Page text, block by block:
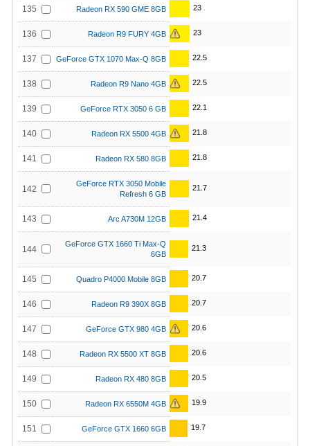
135 Radeon RX 590 GME 8GB 23
136 Radeon R9 FURY 4GB 23
137 GeForce GTX 1070 Max-Q 8GB 22.5
138 Radeon R9 Nano 4GB 22.5
139 GeForce RTX 3050 6 GB 22.1
140 Radeon RX 5500 4GB 21.8
141 Radeon RX 580 8GB 21.8
142
GeForce RTX 3050 Mobile
Refresh 6 GB
21.7
143 Arc A730M 12GB 21.4
144
GeForce GTX 1660 Ti Max-Q
6GB
21.3
145 Quadro P4000 Mobile 8GB 20.7
146 Radeon R9 390X 8GB 20.7
147 GeForce GTX 980 4GB 20.6
148 Radeon RX 5500 XT 8GB 20.6
149 Radeon RX 480 8GB 20.5
150 Radeon RX 6550M 4GB 19.9
151 GeForce GTX 1660 6GB 19.7